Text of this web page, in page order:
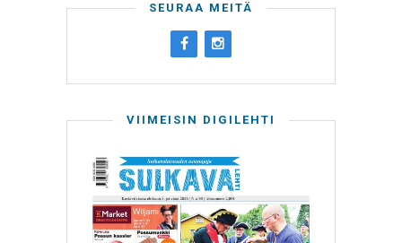
SEURAA MEITÄ
VIIMEISIN DIGILEHTI